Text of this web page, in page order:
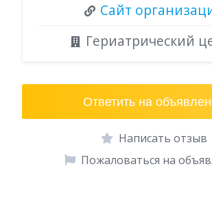
Сайт
Гериатрический
Ответить на
Написать отзыв
Пожаловаться на